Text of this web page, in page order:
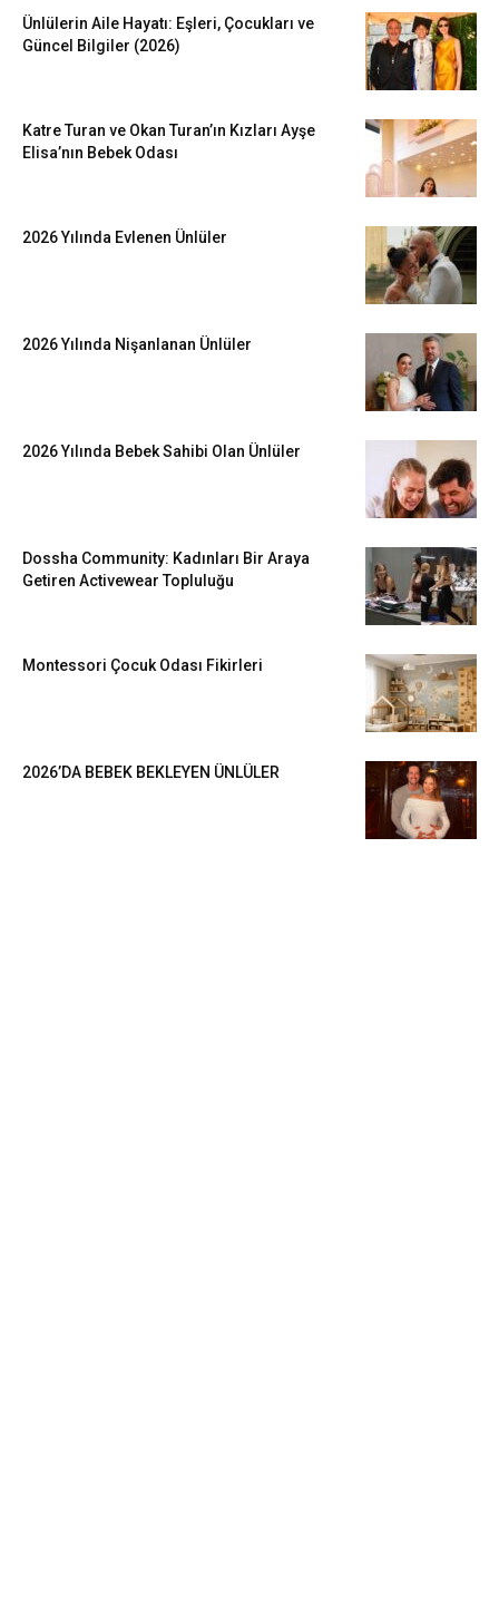
Ünlülerin Aile Hayatı: Eşleri, Çocukları ve
Güncel Bilgiler (2026)
Katre Turan ve Okan Turan’ın Kızları Ayşe
Elisa’nın Bebek Odası
2026 Yılında Evlenen Ünlüler
2026 Yılında Nişanlanan Ünlüler
2026 Yılında Bebek Sahibi Olan Ünlüler
Dossha Community: Kadınları Bir Araya
Getiren Activewear Topluluğu
Montessori Çocuk Odası Fikirleri
2026’DA BEBEK BEKLEYEN ÜNLÜLER